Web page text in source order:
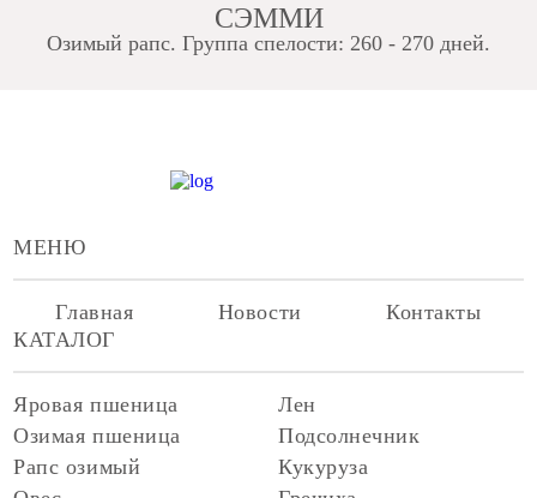
СЭММИ
Озимый рапс. Группа спелости: 260 - 270 дней.
МЕНЮ
Главная Новости
Контакты
КАТАЛОГ
Яровая пшеница
Озимая пшеница
Рапс озимый
Лен
Подсолнечник
Кукуруза